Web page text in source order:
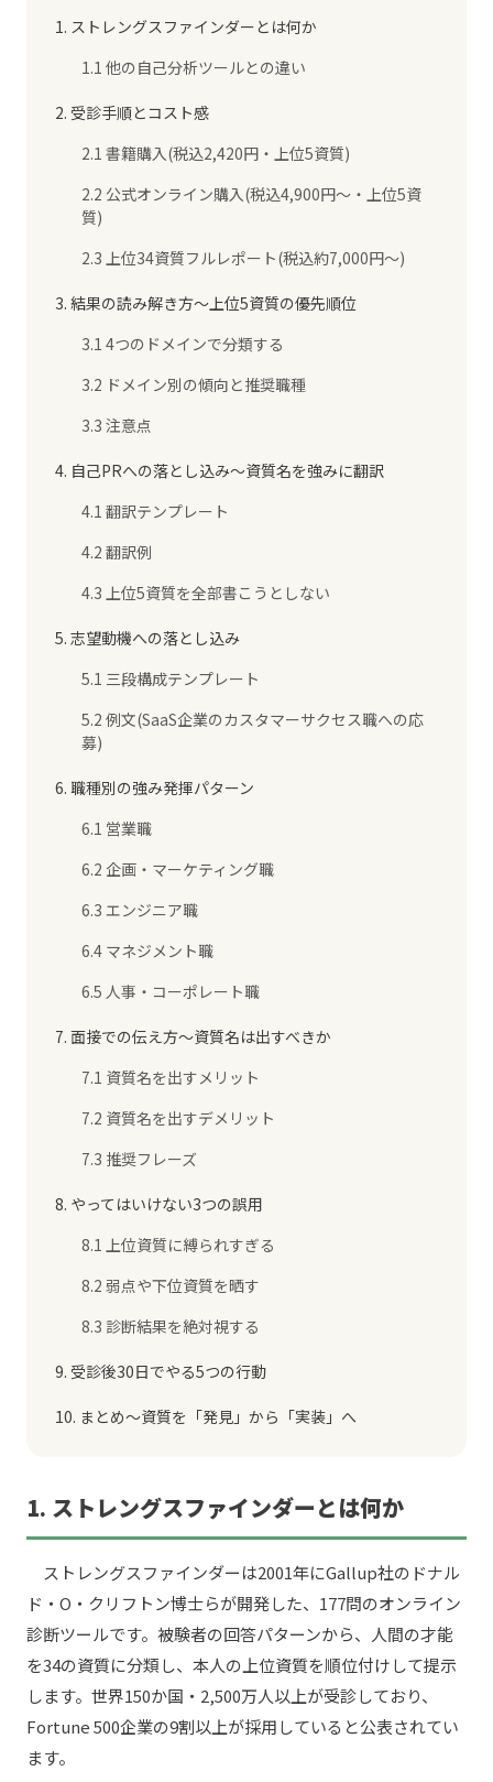
1. ストレングスファインダーとは何か
1.1 他の自己分析ツールとの違い
2. 受診手順とコスト感
2.1 書籍購入(税込2,420円・上位5資質)
2.2 公式オンライン購入(税込4,900円〜・上位5資
質)
2.3 上位34資質フルレポート(税込約7,000円〜)
3. 結果の読み解き方〜上位5資質の優先順位
3.1 4つのドメインで分類する
3.2 ドメイン別の傾向と推奨職種
3.3 注意点
4. 自己PRへの落とし込み〜資質名を強みに翻訳
4.1 翻訳テンプレート
4.2 翻訳例
4.3 上位5資質を全部書こうとしない
5. 志望動機への落とし込み
5.1 三段構成テンプレート
5.2 例文(SaaS企業のカスタマーサクセス職への応
募)
6. 職種別の強み発揮パターン
6.1 営業職
6.2 企画・マーケティング職
6.3 エンジニア職
6.4 マネジメント職
6.5 人事・コーポレート職
7. 面接での伝え方〜資質名は出すべきか
7.1 資質名を出すメリット
7.2 資質名を出すデメリット
7.3 推奨フレーズ
8. やってはいけない3つの誤用
8.1 上位資質に縛られすぎる
8.2 弱点や下位資質を晒す
8.3 診断結果を絶対視する
9. 受診後30日でやる5つの行動
10. まとめ〜資質を「発見」から「実装」へ
1. ストレングスファインダーとは何か
ストレングスファインダーは2001年にGallup社のドナル
ド・O・クリフトン博士らが開発した、177問のオンライン
診断ツールです。被験者の回答パターンから、人間の才能
を34の資質に分類し、本人の上位資質を順位付けして提示
します。世界150か国・2,500万人以上が受診しており、
Fortune 500企業の9割以上が採用していると公表されてい
ます。